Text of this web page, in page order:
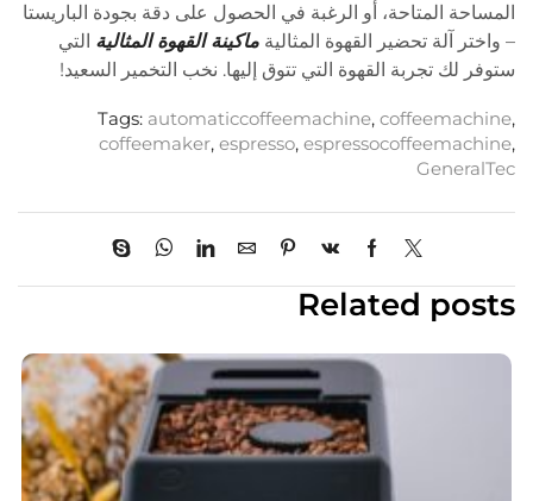
المساحة المتاحة، أو الرغبة في الحصول على دقة بجودة الباريستا
– واختر آلة تحضير القهوة المثالية ماكينة القهوة المثالية التي
ستوفر لك تجربة القهوة التي تتوق إليها. نخب التخمير السعيد!
Tags: automaticcoffeemachine, coffeemachine,
coffeemaker, espresso, espressocoffeemachine,
GeneralTec
Related posts